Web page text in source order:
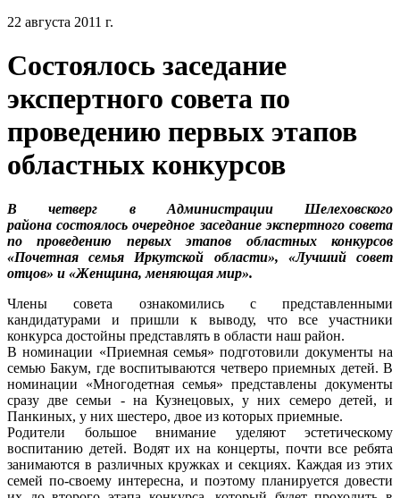
22 августа 2011 г.
Состоялось заседание
экспертного совета по
проведению первых этапов
областных конкурсов
В четверг в Администрации Шелеховского
района состоялось очередное заседание экспертного совета
по проведению первых этапов областных конкурсов
«Почетная семья Иркутской области», «Лучший совет
отцов» и «Женщина, меняющая мир».
Члены совета ознакомились с представленными
кандидатурами и пришли к выводу, что все участники
конкурса достойны представлять в области наш район.
В номинации «Приемная семья» подготовили документы на
семью Бакум, где воспитываются четверо приемных детей. В
номинации «Многодетная семья» представлены документы
сразу две семьи - на Кузнецовых, у них семеро детей, и
Панкиных, у них шестеро, двое из которых приемные.
Родители большое внимание уделяют эстетическому
воспитанию детей. Водят их на концерты, почти все ребята
занимаются в различных кружках и секциях. Каждая из этих
семей по-своему интересна, и поэтому планируется довести